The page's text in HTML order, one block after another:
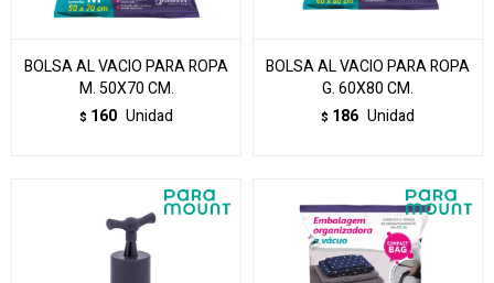
BOLSA AL VACIO PARA ROPA
M. 50X70 CM.
$ 160 Unidad
BOLSA AL VACIO PARA ROPA
G. 60X80 CM.
$ 186 Unidad